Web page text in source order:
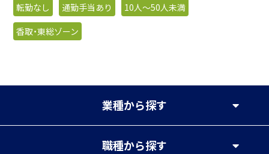
転勤なし
通勤手当あり
10人〜50人未満
香取・東総ゾーン
業種から探す
職種から探す